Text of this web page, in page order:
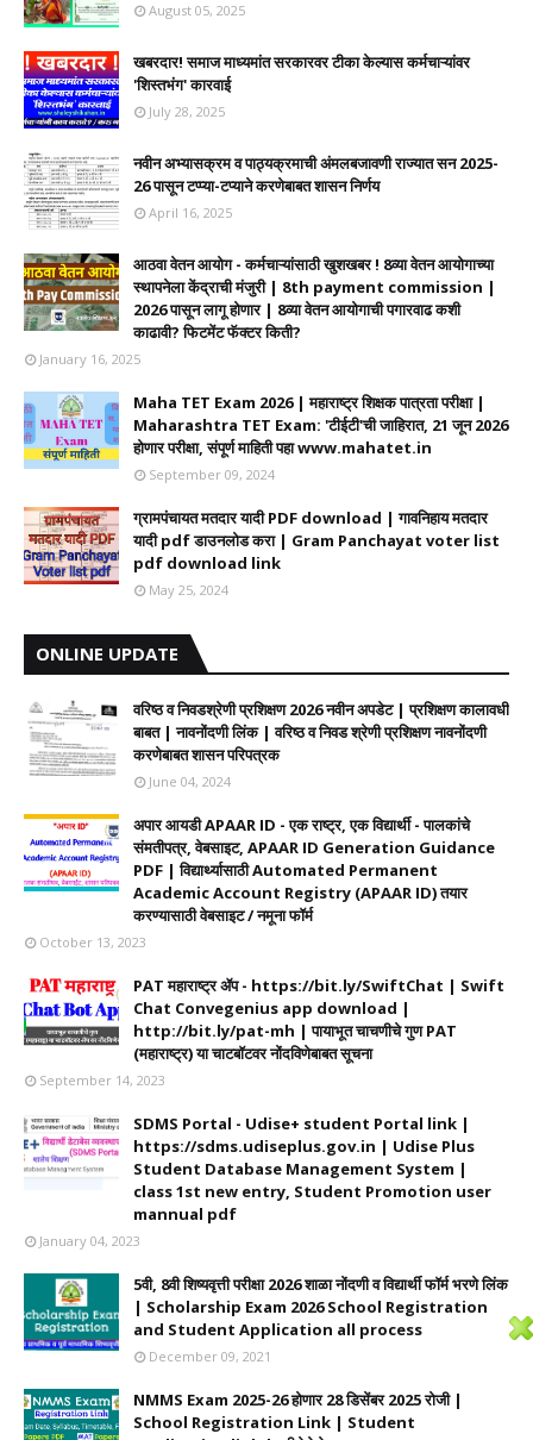
August 05, 2025
खबरदार! समाज माध्यमांत सरकारवर टीका केल्यास कर्मचाऱ्यांवर
'शिस्तभंग' कारवाई
July 28, 2025
नवीन अभ्यासक्रम व पाठ्यक्रमाची अंमलबजावणी राज्यात सन 2025-
26 पासून टप्प्या-टप्याने करणेबाबत शासन निर्णय
April 16, 2025
आठवा वेतन आयोग - कर्मचाऱ्यांसाठी खुशखबर ! 8व्या वेतन आयोगाच्या
स्थापनेला केंद्राची मंजुरी | 8th payment commission |
2026 पासून लागू होणार | 8व्या वेतन आयोगाची पगारवाढ कशी
काढावी? फिटमेंट फॅक्टर किती?
January 16, 2025
Maha TET Exam 2026 | महाराष्ट्र शिक्षक पात्रता परीक्षा |
Maharashtra TET Exam: 'टीईटी'ची जाहिरात, 21 जून 2026
होणार परीक्षा, संपूर्ण माहिती पहा www.mahatet.in
September 09, 2024
ग्रामपंचायत मतदार यादी PDF download | गावनिहाय मतदार
यादी pdf डाउनलोड करा | Gram Panchayat voter list
pdf download link
May 25, 2024
ONLINE UPDATE
वरिष्ठ व निवडश्रेणी प्रशिक्षण 2026 नवीन अपडेट | प्रशिक्षण कालावधी‌
बाबत | नावनोंदणी लिंक | वरिष्ठ व निवड श्रेणी प्रशिक्षण नावनोंदणी
करणेबाबत शासन परिपत्रक
June 04, 2024
अपार आयडी APAAR ID - एक राष्ट्र, एक विद्यार्थी - पालकांचे
संमतीपत्र, वेबसाइट, APAAR ID Generation Guidance
PDF | विद्यार्थ्यासाठी Automated Permanent
Academic Account Registry (APAAR ID) तयार
करण्यासाठी वेबसाइट / नमूना फॉर्म
October 13, 2023
PAT महाराष्ट्र ॲप - https://bit.ly/SwiftChat | Swift
Chat Convegenius app download |
http://bit.ly/pat-mh | पायाभूत चाचणीचे गुण PAT
(महाराष्ट्र) या चाटबॉटवर नोंदविणेबाबत सूचना
September 14, 2023
SDMS Portal - Udise+ student Portal link |
https://sdms.udiseplus.gov.in | Udise Plus
Student Database Management System |
class 1st new entry, Student Promotion user
mannual pdf
January 04, 2023
5वी, 8वी शिष्यवृत्ती परीक्षा 2026 शाळा नोंदणी व विद्यार्थी फॉर्म भरणे लिंक
| Scholarship Exam 2026 School Registration
and Student Application all process
December 09, 2021
NMMS Exam 2025-26 होणार 28 डिसेंबर 2025 रोजी |
School Registration Link | Student